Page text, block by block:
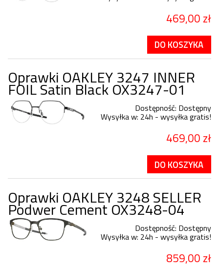
469,00 zł
DO KOSZYKA
Oprawki OAKLEY 3247 INNER
FOIL Satin Black OX3247-01
Dostępność: Dostępny
Wysyłka w: 24h - wysyłka gratis!
469,00 zł
DO KOSZYKA
Oprawki OAKLEY 3248 SELLER
Podwer Cement OX3248-04
Dostępność: Dostępny
Wysyłka w: 24h - wysyłka gratis!
859,00 zł